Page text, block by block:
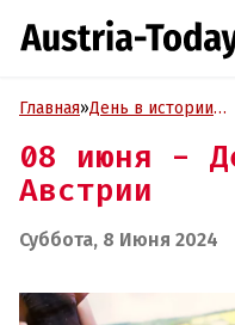
Главная»День в истории
08 июня -
Австрии
Суббота, 8 Июня 2024